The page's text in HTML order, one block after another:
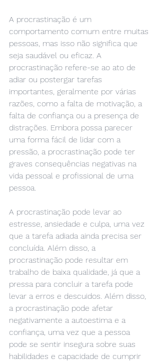
A procrastinação é um
comportamento comum entre muitas
pessoas, mas isso não significa que
seja saudável ou eficaz. A
procrastinação refere-se ao ato de
adiar ou postergar tarefas
importantes, geralmente por várias
razões, como a falta de motivação, a
falta de confiança ou a presença de
distrações. Embora possa parecer
uma forma fácil de lidar com a
pressão, a procrastinação pode ter
graves consequências negativas na
vida pessoal e profissional de uma
pessoa.
A procrastinação pode levar ao
estresse, ansiedade e culpa, uma vez
que a tarefa adiada ainda precisa ser
concluída. Além disso, a
procrastinação pode resultar em
trabalho de baixa qualidade, já que a
pressa para concluir a tarefa pode
levar a erros e descuidos. Além disso,
a procrastinação pode afetar
negativamente a autoestima e a
confiança, uma vez que a pessoa
pode se sentir insegura sobre suas
habilidades e capacidade de cumprir